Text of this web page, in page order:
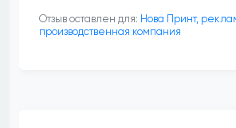
Отзыв оставлен для: Нова Принт,
производственная компания